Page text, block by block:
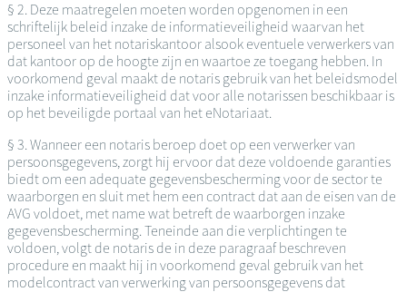
§ 2. Deze maatregelen moeten worden opgenomen in een
schriftelijk beleid inzake de informatieveiligheid waarvan het
personeel van het notariskantoor alsook eventuele verwerkers van
dat kantoor op de hoogte zijn en waartoe ze toegang hebben. In
voorkomend geval maakt de notaris gebruik van het beleidsmodel
inzake informatieveiligheid dat voor alle notarissen beschikbaar is
op het beveiligde portaal van het eNotariaat.
§ 3. Wanneer een notaris beroep doet op een verwerker van
persoonsgegevens, zorgt hij ervoor dat deze voldoende garanties
biedt om een adequate gegevensbescherming voor de sector te
waarborgen en sluit met hem een contract dat aan de eisen van de
AVG voldoet, met name wat betreft de waarborgen inzake
gegevensbescherming. Teneinde aan die verplichtingen te
voldoen, volgt de notaris de in deze paragraaf beschreven
procedure en maakt hij in voorkomend geval gebruik van het
modelcontract van verwerking van persoonsgegevens dat